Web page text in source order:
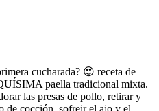
cucharada? 😍 receta de
paella tradicional mixta.
las presas de pollo, retirar y